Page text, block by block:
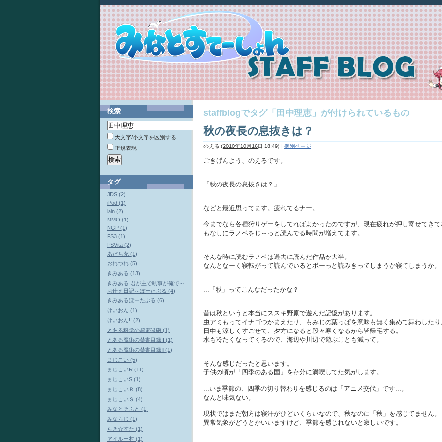
staffblogでタグ「田中理恵」が付けられているもの
秋の夜長の息抜きは？
のえる (2010年10月16日 18:49) | 個別ページ
ごきげんよう、のえるです。
「秋の夜長の息抜きは？」
などと最近思ってます。疲れてるナー。
今までなら各種狩りゲーをしてればよかったのですが、現在疲れが押し寄せてきて
もなしにラノベをじ～っと読んでる時間が増えてます。
そんな時に読むラノベは過去に読んだ作品が大半。
なんとなーく寝転がって読んでいるとボーっと読みきってしまうか寝てしまうか。
...「秋」ってこんなだったかな？
昔は秋というと本当にススキ野原で遊んだ記憶があります。
虫アミもってイナゴつかまえたり、もみじの葉っぱを意味も無く集めて舞わしたり
日中も涼しくすごせて、夕方になると段々寒くなるから皆帰宅する。
水も冷たくなってくるので、海辺や川辺で遊ぶことも減って。
そんな感じだったと思います。
子供の頃が「四季のある国」を存分に満喫してた気がします。
...いま季節の、四季の切り替わりを感じるのは「アニメ交代」です...。
なんと味気ない。
現状ではまだ朝方は寝汗がひどいくらいなので、秋なのに「秋」を感じてません。
異常気象がどうとかいいますけど、季節を感じれないと寂しいです。
検索
大文字/小文字を区別する
正規表現
タグ
3DS (2)
iPod (1)
lain (2)
MMO (1)
NGP (1)
PS3 (1)
PSVita (2)
あだち充 (1)
おれつれ (5)
きみある (13)
きみある 君が主で執事が俺で～
お仕え日記～ぽーたぶる (4)
きみあるぽーたぶる (6)
けいおん (1)
けいおん!! (2)
とある科学の超電磁砲 (1)
とある魔術の禁書目録II (1)
とある魔術の禁書目録Ⅱ (1)
まじこい (5)
まじこいR (11)
まじこいS (1)
まじこいＲ (8)
まじこいＳ (4)
みなとそふと (1)
みならじ (1)
らき☆すた (1)
アイルー村 (1)